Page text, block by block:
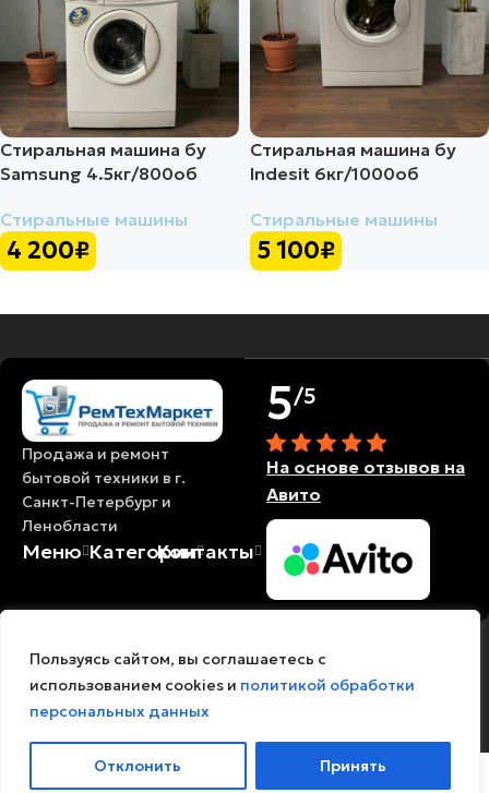
Пользуясь сайтом, вы соглашаетесь с
использованием cookies и политикой обработки
персональных данных
Отклонить Принять
Стиральная машина бу
Samsung 4.5кг/800об
Стиральные машины
4 200₽
Стиральная машина бу
Indesit 6кг/1000об
Стиральные машины
5 100₽
Продажа и ремонт
бытовой техники в г.
Санкт-Петербург и
Ленобласти
Меню КатегорииКонтакты
5/5
На основе отзывов на
Авито
РемТехМаркет / Все
права защищены
конфиденциальности
обработки
персональных
Есть вопросы?🙂